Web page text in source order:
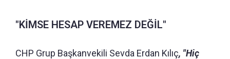
"KİMSE HESAP VEREMEZ DEĞİL"
CHP Grup Başkanvekili Sevda Erdan Kılıç, "Hiç